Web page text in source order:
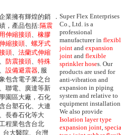
業擁有輝煌的銷
，產品包括:隔震
伸縮接頭、 橡膠
縮接頭、 螺牙式
頭、 法蘭式伸縮
、 防震接頭、 特殊
、 設備避震器, 服
包含電子業之台
聯電、廣達等新
園區大廠，石化
台塑石化、大連
長春石化等大
程業包含台北
台大醫院、台灣
． Super Flex Enterprises
Co., Ltd. is a
professional
manufacturer in
joint and expansion
joint and flexible
sprinkler hoses. Our
products are used for
anti-vibration and
expansion in piping
system and relative to
equipment
We also provide
Isolation layer type
expansion joint,